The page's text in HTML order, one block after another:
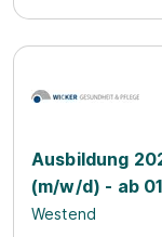
Ausbildung
(m/w/d) - ab
Westend